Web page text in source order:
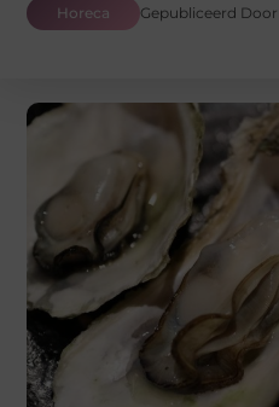
Horeca Gepubliceerd